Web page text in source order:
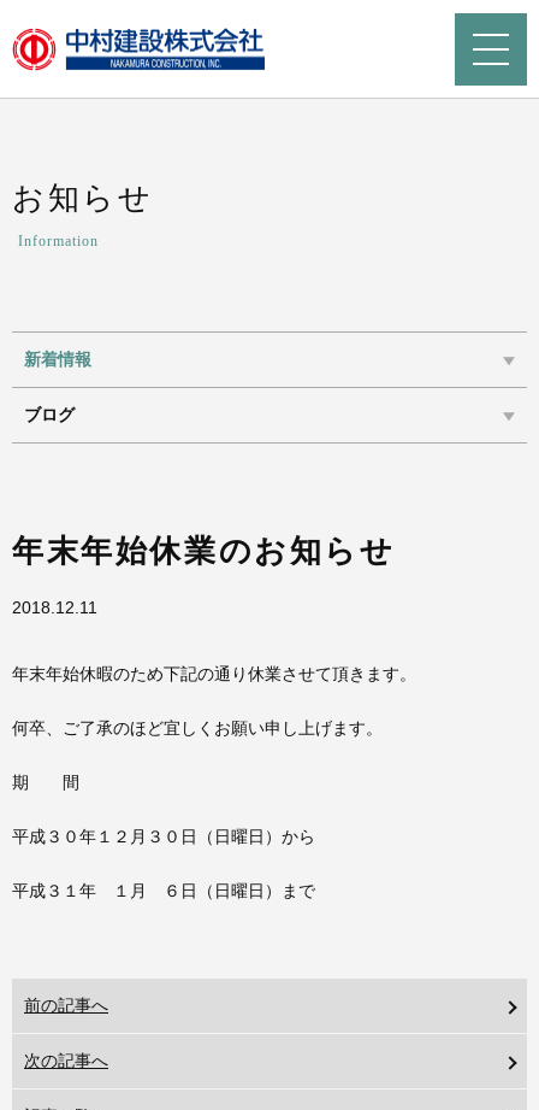
お知らせ
Information
新着情報
ブログ
年末年始休業のお知らせ
2018.12.11
年末年始休暇のため下記の通り休業させて頂きます。
何卒、ご了承のほど宜しくお願い申し上げます。
期 間
平成３０年１２月３０日（日曜日）から
平成３１年 １月 ６日（日曜日）まで
前の記事へ
次の記事へ